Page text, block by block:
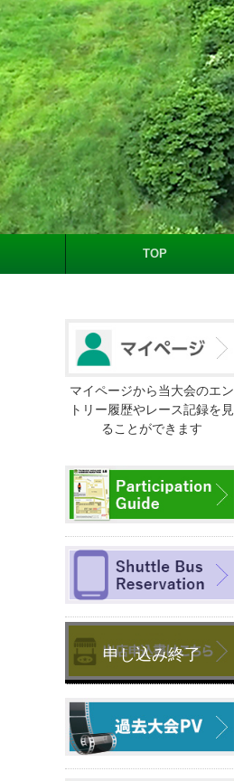
TOP
マイページから当大会のエン
トリー履歴やレース記録を見
ることができます